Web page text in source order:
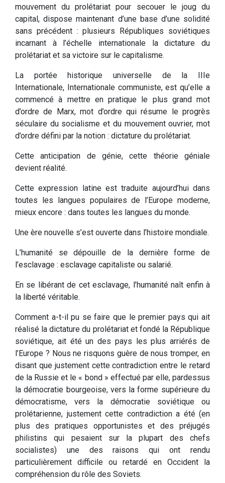
mouvement du prolétariat pour secouer le joug du
capital, dispose maintenant d’une base d’une solidité
sans précédent : plusieurs Républiques soviétiques
incarnant à l’échelle internationale la dictature du
prolétariat et sa victoire sur le capitalisme.
La portée historique universelle de la IIIe
Internationale, Internationale communiste, est qu’elle a
commencé à mettre en pratique le plus grand mot
d’ordre de Marx, mot d’ordre qui résume le progrès
séculaire du socialisme et du mouvement ouvrier, mot
d’ordre défini par la notion : dictature du prolétariat.
Cette anticipation de génie, cette théorie géniale
devient réalité.
Cette expression latine est traduite aujourd’hui dans
toutes les langues populaires de l’Europe moderne,
mieux encore : dans toutes les langues du monde.
Une ère nouvelle s’est ouverte dans l’histoire mondiale.
L’humanité se dépouille de la dernière forme de
l’esclavage : esclavage capitaliste ou salarié.
En se libérant de cet esclavage, l’humanité naît enfin à
la liberté véritable.
Comment a-t-il pu se faire que le premier pays qui ait
réalisé la dictature du prolétariat et fondé la République
soviétique, ait été un des pays les plus arriérés de
l’Europe ? Nous ne risquons guère de nous tromper, en
disant que justement cette contradiction entre le retard
de la Russie et le « bond » effectué par elle, pardessus
la démocratie bourgeoise, vers la forme supérieure du
démocratisme, vers la démocratie soviétique ou
prolétarienne, justement cette contradiction a été (en
plus des pratiques opportunistes et des préjugés
philistins qui pesaient sur la plupart des chefs
socialistes) une des raisons qui ont rendu
particulièrement difficile ou retardé en Occident la
compréhension du rôle des Soviets.